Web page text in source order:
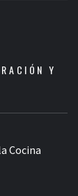
Y
Cocina